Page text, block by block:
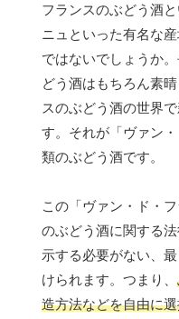
フランスのぶどう酒
ニュといった有名な
ではないでしょうか
どう酒はもちろん素
スのぶどう酒の世界
す。それが「ヴァン
類のぶどう酒です。
この「ヴァン・ド・
のぶどう酒に関する
示する必要がない、
けられます。つまり、
造方法などを自由に